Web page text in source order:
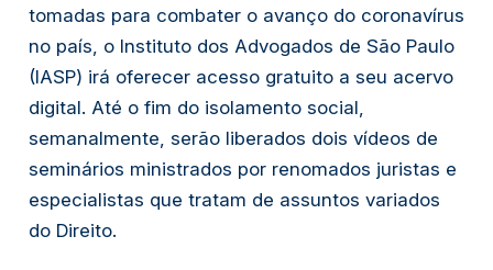
tomadas para combater o avanço do coronavírus
no país, o Instituto dos Advogados de São Paulo
(IASP) irá oferecer acesso gratuito a seu acervo
digital. Até o fim do isolamento social,
semanalmente, serão liberados dois vídeos de
seminários ministrados por renomados juristas e
especialistas que tratam de assuntos variados
do Direito.